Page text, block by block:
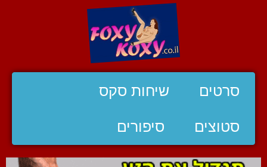
סרטים שיחות סקס
סטוצים סיפורים